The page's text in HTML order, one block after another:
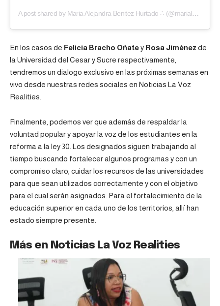
A post shared by Maria Alejandra Benitez Hurtado ∴ (@mariale_benitezh)
En los casos de Felicia Bracho Oñatey Rosa Jiménez de
la Universidad del Cesar y Sucre respectivamente,
tendremos un dialogo exclusivo en las próximas semanas en
vivo desde nuestras redes sociales en Noticias La Voz
Realities.
Finalmente, podemos ver que además de respaldar la
voluntad popular y apoyar la voz de los estudiantes en la
reforma a la ley 30. Los designados siguen trabajando al
tiempo buscando fortalecer algunos programas y con un
compromiso claro, cuidar los recursos de las universidades
para que sean utilizados correctamente y con el objetivo
para el cual serán asignados. Para el fortalecimiento de la
educación superior en cada uno de los territorios, allí han
estado siempre presente.
Más en Noticias La Voz Realities